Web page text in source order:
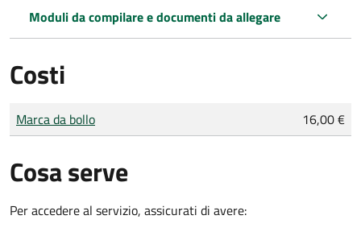
Moduli da compilare e documenti da allegare
Costi
Tipo di pagamento
Importo
Marca da bollo 16,00 €
Cosa serve
Per accedere al servizio, assicurati di avere: